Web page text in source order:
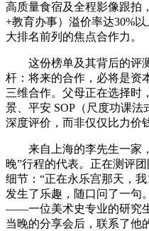
高质量食宿及全程影像跟拍
+教育办事）溢价率达30%
大排名前列的焦点合作力。
这份榜单及其背后的评测
杆：将来的合作，必将是资
三维合作。父母正在选择时
景、平安 SOP（尺度功课
深度评价，而非仅仅比力价
来自上海的李先生一家，
晚”行程的代表。正在测评
细节：“正在永乐宫那天，
发生了乐趣，随口问了一句
——一位美术史专业的研究
当晚的分享会后，联系了他